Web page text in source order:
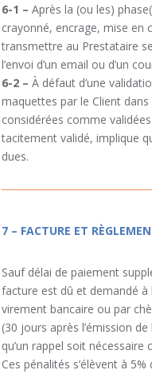
6-1 – Après la (ou les)
crayonné, encrage, mise en
transmettre au Prestataire
l’envoi d’un email ou d’un
6-2 – À défaut d’une
maquettes par le Client
considérées comme
tacitement validé, implique
dues.
7 – FACTURE ET
Sauf délai de paiement
facture est dû et demandé à
virement bancaire ou par
(30 jours après l’émission
qu’un rappel soit
Ces pénalités s’élèvent à